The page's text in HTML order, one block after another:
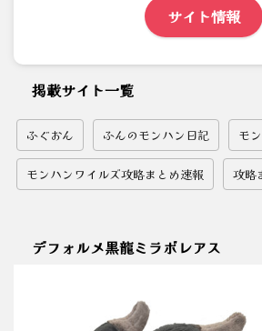
サイト情報
掲載サイト一覧
ふぐおん ふんのモンハン日記 モ
モンハンワイルズ攻略まとめ速報 攻略
デフォルメ黒龍ミラボレアス